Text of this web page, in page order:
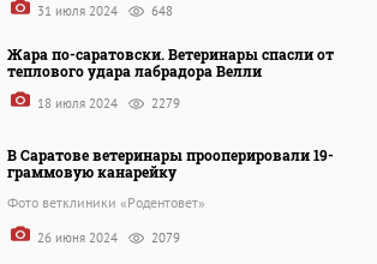
31 июля 2024 648
Жара по-саратовски. Ветеринары спасли от
теплового удара лабрадора Велли
18 июля 2024 2279
В Саратове ветеринары прооперировали 19-
граммовую канарейку
Фото ветклиники «Родентовет»
26 июня 2024 2079